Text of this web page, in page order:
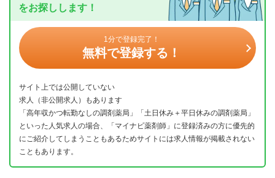
をお探しします！
1分で登録完了！
無料で登録する！
サイト上では公開していない
求人（非公開求人）もあります
「高年収かつ転勤なしの調剤薬局」「土日休み＋平日休みの調剤薬局」
といった人気求人の場合、「マイナビ薬剤師」に登録済みの方に優先的
にご紹介してしまうこともあるためサイトには求人情報が掲載されない
こともあります。